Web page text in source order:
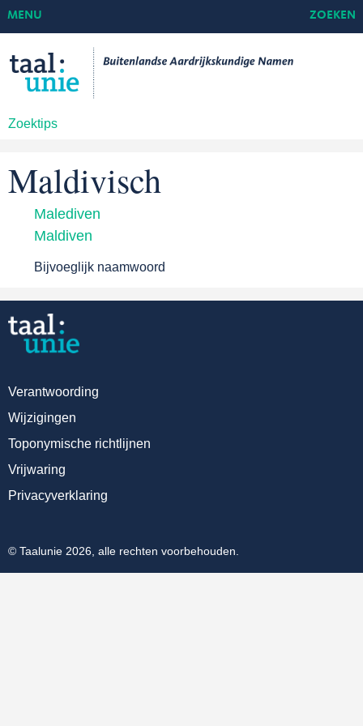
Zoektips
MENU ZOEKEN
Maldivisch
Malediven
Maldiven
Bijvoeglijk naamwoord
Verantwoording
Wijzigingen
Toponymische richtlijnen
Vrijwaring
Privacyverklaring
© Taalunie 2026, alle rechten voorbehouden.